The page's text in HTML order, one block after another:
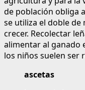
de población obliga
se utiliza el doble de
crecer. Recolectar
alimentar al ganado
los niños suelen ser
ascetas